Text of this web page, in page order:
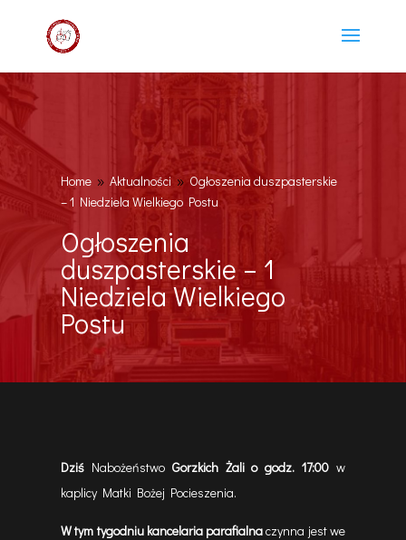
Home 9 Aktualności 9 Ogłoszenia duszpasterskie
– 1 Niedziela Wielkiego Postu
Ogłoszenia
duszpasterskie – 1
Niedziela Wielkiego
Postu
Dziś Nabożeństwo Gorzkich Żali o godz. 17:00 w
kaplicy Matki Bożej Pocieszenia.
W tym tygodniu kancelaria parafialnaczynna jest we